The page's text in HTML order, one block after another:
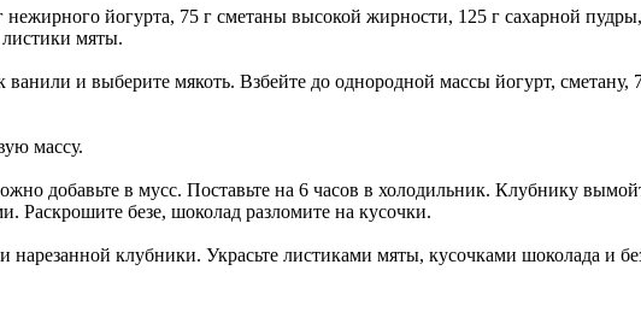
йогурта, 75 г сметаны высокой жирности, 125 г сахарной
мяты.
и выберите мякоть. Взбейте до однородной массы йогурт, сметану,
массу.
добавьте в мусс. Поставьте на 6 часов в холодильник. Клубнику
Раскрошите безе, шоколад разломите на кусочки.
клубники. Украсьте листиками мяты, кусочками шоколада и